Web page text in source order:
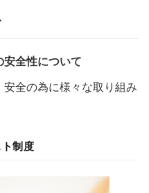
安全性について
全の為に様々な取り組み
制度